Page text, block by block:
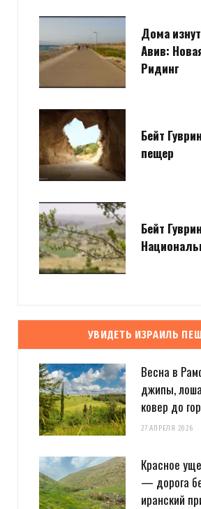
Дома
Авив:
Ридинг
Бейт
пещер
Бейт
УВИДЕТЬ ИЗРАИЛЬ
Весна в
джипы,
ковер до
27 АПРЕЛЯ 2026
Красное
— дорога
иранский